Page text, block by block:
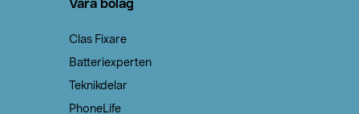
Våra bolag
Clas Fixare
Batteriexperten
Teknikdelar
PhoneLife